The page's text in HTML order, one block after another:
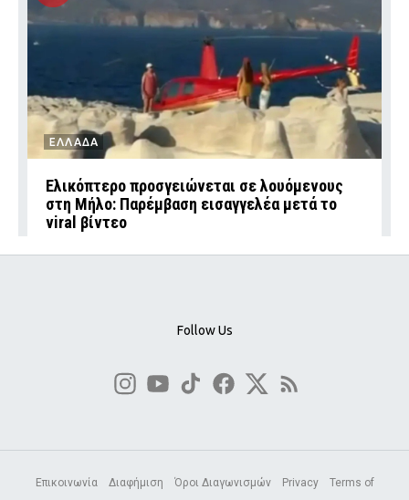
ΕΛΛΑΔΑ
Ελικόπτερο προσγειώνεται σε λουόμενους
στη Μήλο: Παρέμβαση εισαγγελέα μετά το
viral βίντεο
Follow Us
Επικοινωνία Διαφήμιση Όροι Διαγωνισμών Privacy Terms of